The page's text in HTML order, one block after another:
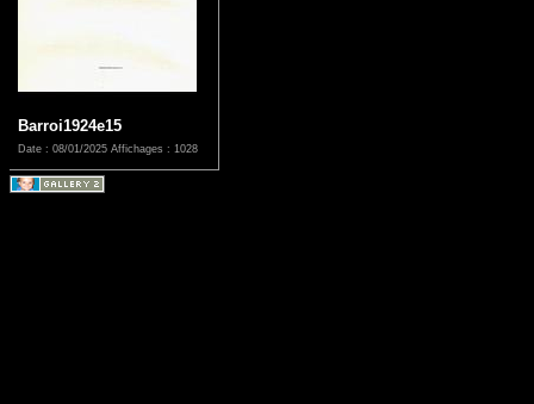
Barroi1924e15
Date : 08/01/2025 Affichages : 1028